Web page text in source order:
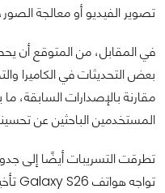
تصوير الفيديو أو معالجة
بعض التحديثات في الكاميرا
مقارنة بالإصدارات السابقة،
المستخدمين الباحثين عن
تطرقت التسريبات أيضًا إلى